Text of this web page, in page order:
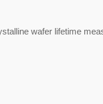
wafer lifetime